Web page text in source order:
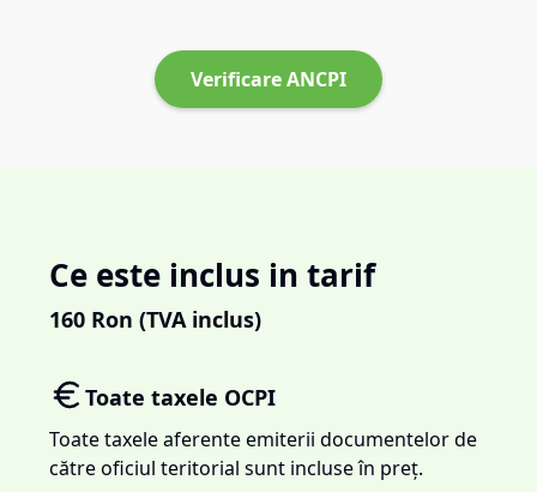
Verificare ANCPI
Ce este inclus in tarif
160 Ron (TVA inclus)
Toate taxele OCPI
Toate taxele aferente emiterii documentelor de
către oficiul teritorial sunt incluse în preț.